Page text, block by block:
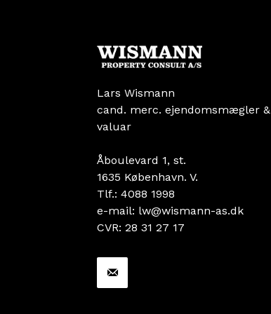
Lars Wismann
cand. merc. ejendomsmægler &
valuar
Åboulevard 1, st.
1635 København. V.
Tlf.: 4088 1998
e-mail: lw@wismann-as.dk
CVR: 28 31 27 17